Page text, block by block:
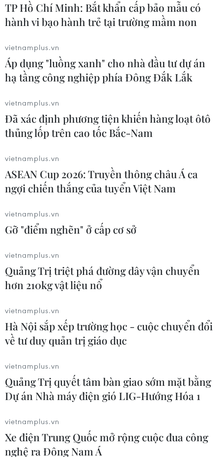
Quang cảnh buổi lễ. (Ảnh: An Đăng/TTXVN)
Chương trình bắn pháo hoa chào mừng lễ hội. (Ảnh: An
Đăng/TTXVN)
TP Hồ Chí Minh: Bắt khẩn cấp bảo mẫu có
hành vi bạo hành trẻ tại trường mầm non
vietnamplus.vn
Áp dụng "luồng xanh" cho nhà đầu tư dự án
hạ tầng công nghiệp phía Đông Đắk Lắk
vietnamplus.vn
Đã xác định phương tiện khiến hàng loạt ôtô
thủng lốp trên cao tốc Bắc-Nam
vietnamplus.vn
ASEAN Cup 2026: Truyền thông châu Á ca
ngợi chiến thắng của tuyển Việt Nam
vietnamplus.vn
Gỡ "điểm nghẽn" ở cấp cơ sở
vietnamplus.vn
Quảng Trị triệt phá đường dây vận chuyển
hơn 210kg vật liệu nổ
vietnamplus.vn
Hà Nội sắp xếp trường học - cuộc chuyển đổi
về tư duy quản trị giáo dục
vietnamplus.vn
Quảng Trị quyết tâm bàn giao sớm mặt bằng
Dự án Nhà máy điện gió LIG-Hướng Hóa 1
vietnamplus.vn
Xe điện Trung Quốc mở rộng cuộc đua công
nghệ ra Đông Nam Á